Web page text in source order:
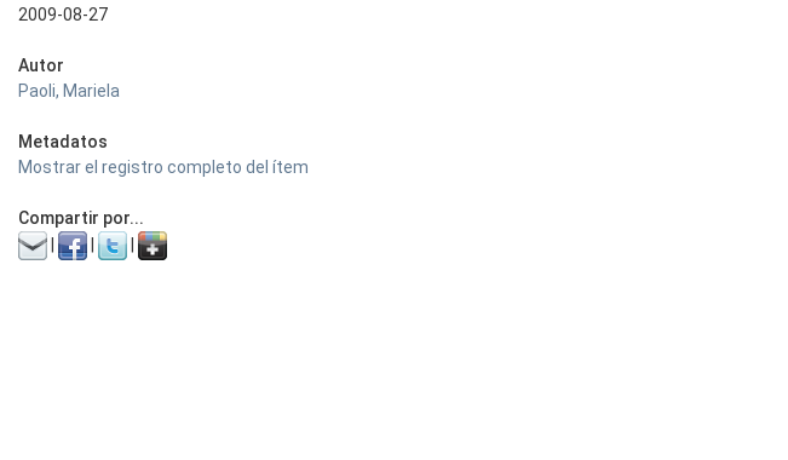
2009-08-27
Autor
Paoli, Mariela
Metadatos
Mostrar el registro completo del ítem
Compartir por...